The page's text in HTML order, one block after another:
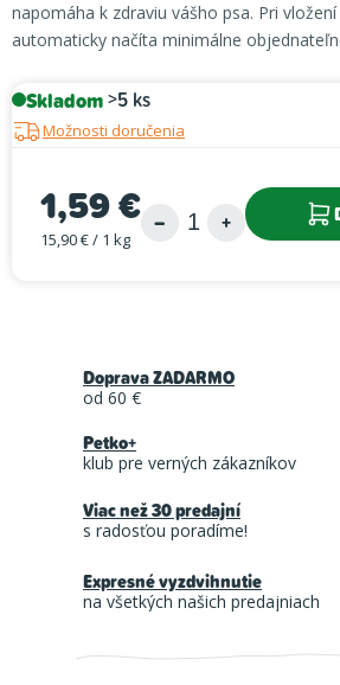
napomáha k zdraviu vášho psa. Pri
automaticky načíta minimálne
Skladom>5 ks
Možnosti doručenia
1,59 €
Jednotková cena:
15,90 € / 1 kg
Doprava ZADARMO
od 60 €
Petko+
klub pre verných zákazníkov
Viac než 30 predajní
s radosťou poradíme!
Expresné vyzdvihnutie
na všetkých našich predajniach